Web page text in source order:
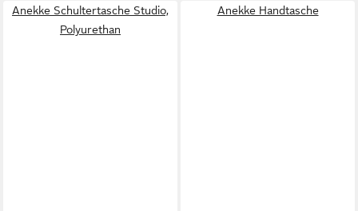
Anekke Schultertasche Studio,
Polyurethan
Anekke Handtasche